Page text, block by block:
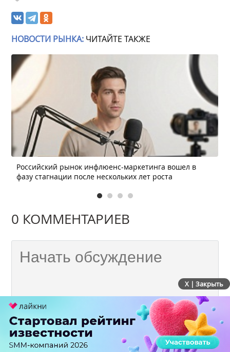
НОВОСТИ РЫНКА: ЧИТАЙТЕ ТАКЖЕ
Российский рынок инфлюенс-маркетинга вошел в
фазу стагнации после нескольких лет роста
0 КОММЕНТАРИЕВ
X | Закрыть